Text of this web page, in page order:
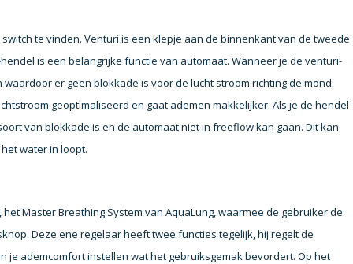
te vinden. Venturi is een klepje aan de binnenkant van de tweede
is een belangrijke functie van automaat. Wanneer je de venturi-
er geen blokkade is voor de lucht stroom richting de mond.
geoptimaliseerd en gaat ademen makkelijker. Als je de hendel
van blokkade is en de automaat niet in freeflow kan gaan. Dit kan
water in loopt.
Master Breathing System van AquaLung, waarmee de gebruiker de
Deze ene regelaar heeft twee functies tegelijk, hij regelt de
je ademcomfort instellen wat het gebruiksgemak bevordert. Op het